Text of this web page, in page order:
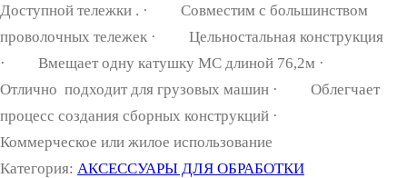
Доступной тележки . · Совместим с большинством
проволочных тележек · Цельностальная конструкция
· Вмещает одну катушку MC длиной 76,2м ·
Отлично подходит для грузовых машин · Облегчает
процесс создания сборных конструкций ·
Коммерческое или жилое использование
Категория: АКСЕССУАРЫ ДЛЯ ОБРАБОТКИ